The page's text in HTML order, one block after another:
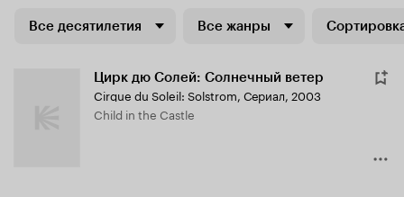
Все десятилетия Все жанры
Цирк дю Солей: Солнечный ветер
Cirque du Soleil: Solstrom, Сериал, 2003
Child in the Castle